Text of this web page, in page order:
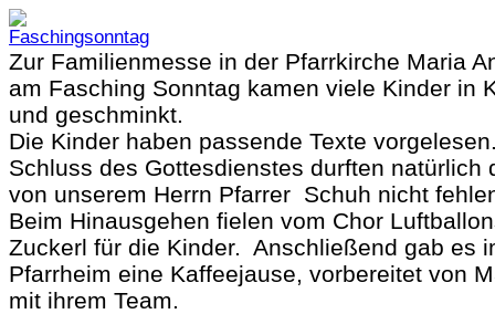
Zur Familienmesse in der Pfarrkirche Maria
am Fasching Sonntag kamen viele Kinder in
und geschminkt.
Die Kinder haben passende Texte
Schluss des Gottesdienstes durften natürlich
von unserem Herrn Pfarrer Schuh nicht
Beim Hinausgehen fielen vom Chor
Zuckerl für die Kinder. Anschließend gab es
Pfarrheim eine Kaffeejause, vorbereitet von
mit ihrem Team.